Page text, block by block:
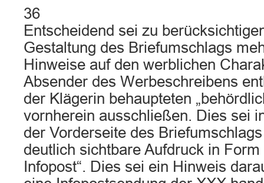
36
Entscheidend sei zu
Gestaltung des Briefumschlags
Hinweise auf den werblichen
Absender des Werbeschreibens
der Klägerin behaupteten
vornherein ausschließen. Dies sei
der Vorderseite des
deutlich sichtbare Aufdruck in
Infopost“. Dies sei ein Hinweis